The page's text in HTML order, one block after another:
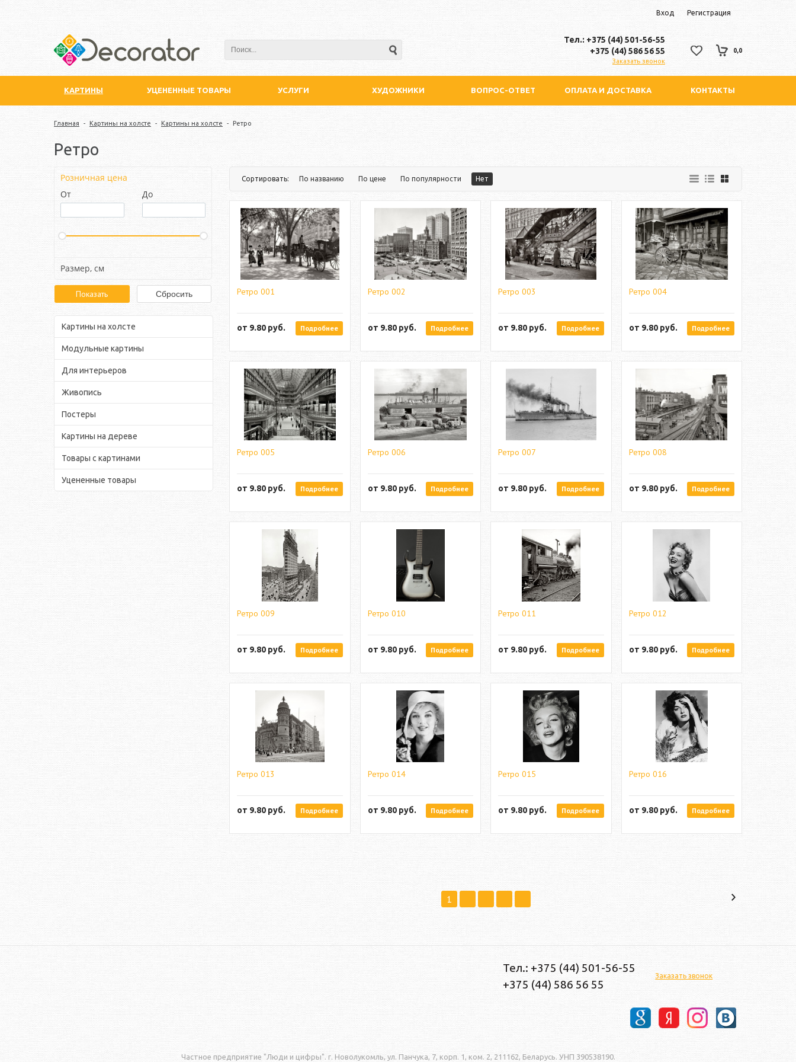
Вход Регистрация
Тел.: +375 (44) 501-56-55
+375 (44) 586 56 55
Заказать звонок
0,0
КАРТИНЫ УЦЕНЕННЫЕ ТОВАРЫ УСЛУГИ ХУДОЖНИКИ ВОПРОС-ОТВЕТ ОПЛАТА И ДОСТАВКА КОНТАКТЫ
Главная - Картины на холсте - Картины на холсте - Ретро
Ретро
Розничная цена
От
До
Размер, см
Картины на холсте
Модульные картины
Для интерьеров
Живопись
Постеры
Картины на дереве
Товары с картинами
Уцененные товары
Сортировать: По названию По цене По популярности Нет
Ретро 001
от 9.80 руб. Подробнее
Ретро 002
от 9.80 руб. Подробнее
Ретро 003
от 9.80 руб. Подробнее
Ретро 004
от 9.80 руб. Подробнее
Ретро 005
от 9.80 руб. Подробнее
Ретро 006
от 9.80 руб. Подробнее
Ретро 007
от 9.80 руб. Подробнее
Ретро 008
от 9.80 руб. Подробнее
Ретро 009
от 9.80 руб. Подробнее
Ретро 010
от 9.80 руб. Подробнее
Ретро 011
от 9.80 руб. Подробнее
Ретро 012
от 9.80 руб. Подробнее
Ретро 013
от 9.80 руб. Подробнее
Ретро 014
от 9.80 руб. Подробнее
Ретро 015
от 9.80 руб. Подробнее
Ретро 016
от 9.80 руб. Подробнее
1
Тел.: +375 (44) 501-56-55
+375 (44) 586 56 55
Заказать звонок
Частное предприятие "Люди и цифры". г. Новолукомль, ул. Панчука, 7, корп. 1, ком. 2, 211162, Беларусь. УНП 390538190.